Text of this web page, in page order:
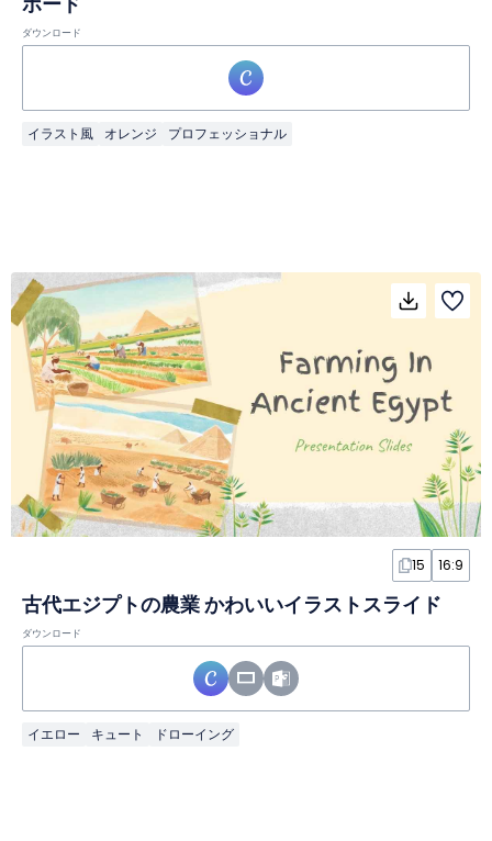
ダウンロード
イラスト風 オレンジ プロフェッショナル
15 16:9
古代エジプトの農業 かわいいイラストスライド
ダウンロード
イエロー キュート ドローイング